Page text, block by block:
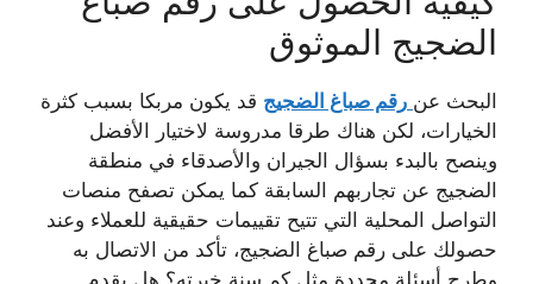
الضجيج الموثوق
البحث عن رقم صباغ الضجيج قد يكون مربكا بسبب كثرة
الخيارات، لكن هناك طرقا مدروسة لاختيار الأفضل
وينصح بالبدء بسؤال الجيران والأصدقاء في منطقة
الضجيج عن تجاربهم السابقة كما يمكن تصفح منصات
التواصل المحلية التي تتيح تقييمات حقيقية للعملاء وعند
حصولك على رقم صباغ الضجيج، تأكد من الاتصال به